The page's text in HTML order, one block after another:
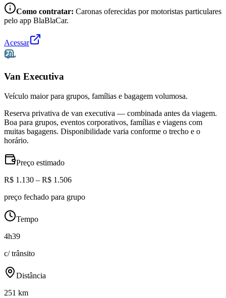
Como contratar: Caronas oferecidas por motoristas particulares
pelo app BlaBlaCar.
Acessar
Van Executiva
Veículo maior para grupos, famílias e bagagem volumosa.
Reserva privativa de van executiva — combinada antes da viagem.
Boa para grupos, eventos corporativos, famílias e viagens com
muitas bagagens. Disponibilidade varia conforme o trecho e o
horário.
Preço estimado
R$ 1.130 – R$ 1.506
preço fechado para grupo
Tempo
4h39
c/ trânsito
Distância
251 km